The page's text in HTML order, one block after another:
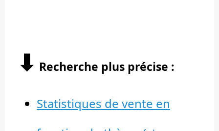
⬇︎ Recherche plus précise :
Statistiques de vente en